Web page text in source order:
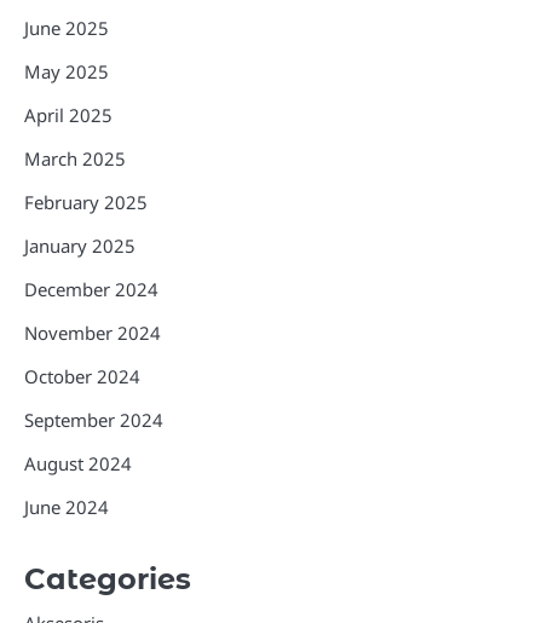
June 2025
May 2025
April 2025
March 2025
February 2025
January 2025
December 2024
November 2024
October 2024
September 2024
August 2024
June 2024
Categories